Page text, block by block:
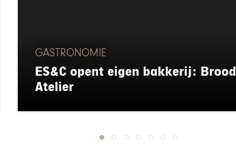
GASTRONOMIE
ES&C opent eigen bakkerij: Brood
Atelier